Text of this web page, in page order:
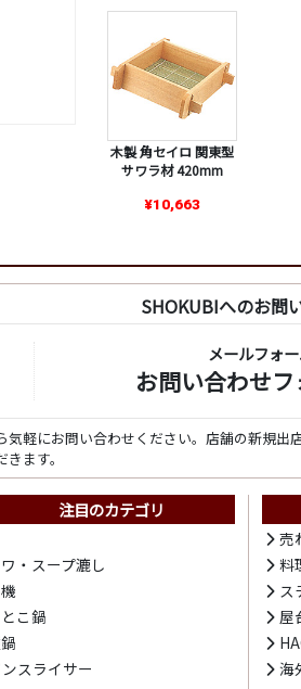
木製 角セイロ 関東型
サワラ材 420mm
¥10,663
SHOKUBIへのお問
メールフォ
お問い合わせフ
軽にお問い合わせください。店舗の新規
ます。
注目のカテゴリ
・スープ漉し
こ鍋
スライサー
売
料
ス
屋
海